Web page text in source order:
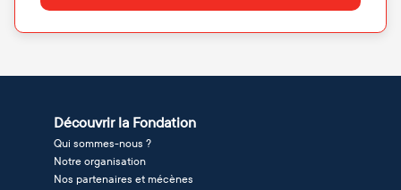
Découvrir la Fondation
Qui sommes-nous ?
Notre organisation
Nos partenaires et mécènes